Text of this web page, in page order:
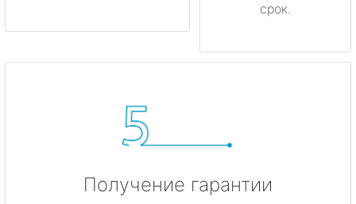
срок.
Получение гарантии